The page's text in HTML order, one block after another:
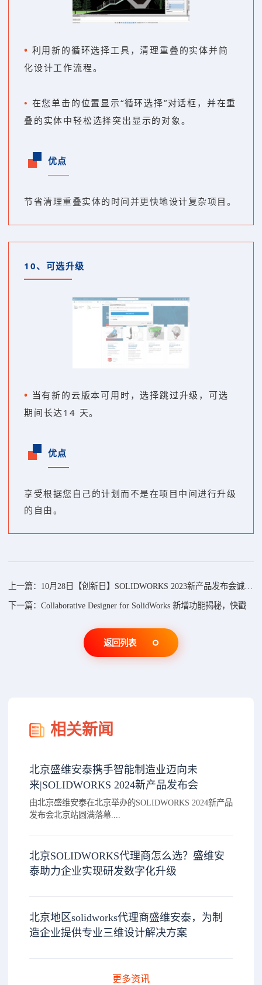
• 利用新的循环选择工具，清理重叠的实体并简
化设计工作流程。
• 在您单击的位置显示“循环选择”对话框，并在重
叠的实体中轻松选择突出显示的对象。
优点
节省清理重叠实体的时间并更快地设计复杂项目。
10、 可选升级
• 当有新的云版本可用时，选择跳过升级，可选
期间长达14 天。
优点
享受根据您自己的计划而不是在项目中间进行升级
的自由。
下一篇：Collaborative Designer for SolidWorks 新增功能揭秘，快戳
返回列表
相关新闻
北京盛维安泰携手智能制造业迈向未
来|SOLIDWORKS 2024新产品发布会
由北京盛维安泰在北京举办的SOLIDWORKS 2024新产品
发布会北京站圆满落幕....
北京SOLIDWORKS代理商怎么选？盛维安
泰助力企业实现研发数字化升级
北京地区solidworks代理商盛维安泰，为制
造企业提供专业三维设计解决方案
更多资讯